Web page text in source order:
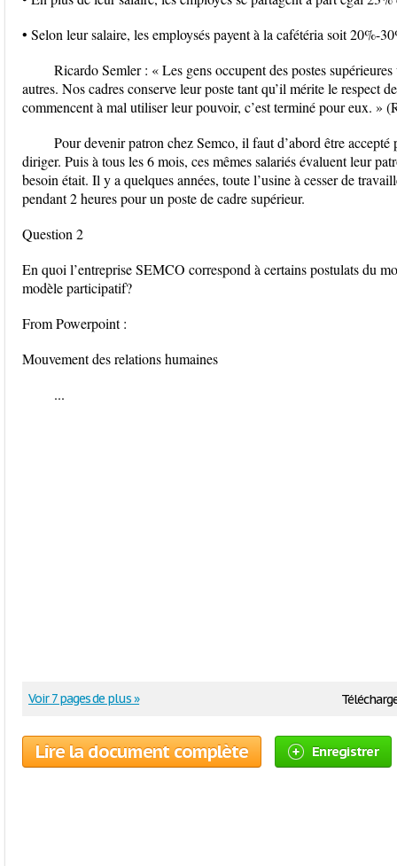
• Selon leur salaire, les employsés payent à la cafétéria soit 20%-
Ricardo Semler : « Les gens occupent des postes
autres. Nos cadres conserve leur poste tant qu’il mérite le respect
commencent à mal utiliser leur pouvoir, c’est terminé pour eux. »
Pour devenir patron chez Semco, il faut d’abord être
diriger. Puis à tous les 6 mois, ces mêmes salariés évaluent leur
besoin était. Il y a quelques années, toute l’usine à cesser de
pendant 2 heures pour un poste de cadre supérieur.
Question 2
En quoi l’entreprise SEMCO correspond à certains postulats du
modèle participatif?
From Powerpoint :
Mouvement des relations humaines
...
Voir 7 pages de plus »
Lire la document complète Enregistrer